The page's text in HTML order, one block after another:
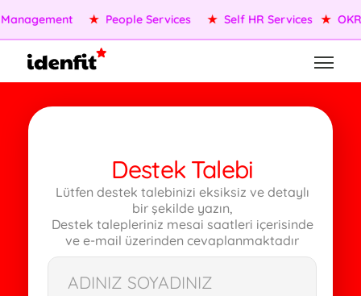
★ People Services ★ Self HR Services ★
Destek Talebi
Lütfen destek talebinizi eksiksiz ve detaylı
bir şekilde yazın,
Destek talepleriniz mesai saatleri içerisinde
ve e-mail üzerinden cevaplanmaktadır